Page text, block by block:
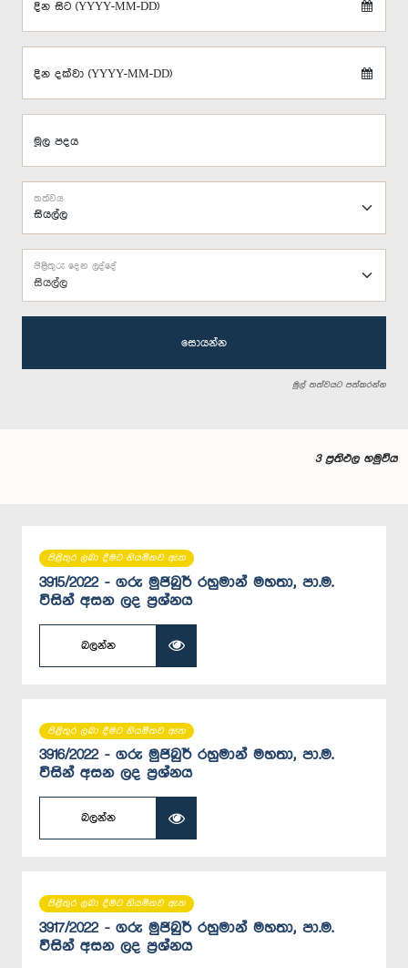
දින සිට (YYYY-MM-DD)
දින දක්වා (YYYY-MM-DD)
මූල පදය
තත්වය
සියල්ල
පිළිතුරු දෙන ලද්දේ
සොයන්න
මුල් තත්වයට පත්කරන්න
3 ප්‍රතිඵල හමුවිය
පිළිතුර ලබා දීමට නියමිතව ඇත
3915/2022 - ගරු මුජිබුර් රහුමාන් මහතා, පා.ම.
විසින් අසන ලද ප්‍රශ්නය
බලන්න
පිළිතුර ලබා දීමට නියමිතව ඇත
3916/2022 - ගරු මුජිබුර් රහුමාන් මහතා, පා.ම.
විසින් අසන ලද ප්‍රශ්නය
බලන්න
පිළිතුර ලබා දීමට නියමිතව ඇත
3917/2022 - ගරු මුජිබුර් රහුමාන් මහතා, පා.ම.
විසින් අසන ලද ප්‍රශ්නය